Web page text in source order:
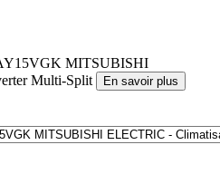
MITSUBISHI
Multi-Split
En savoir plus